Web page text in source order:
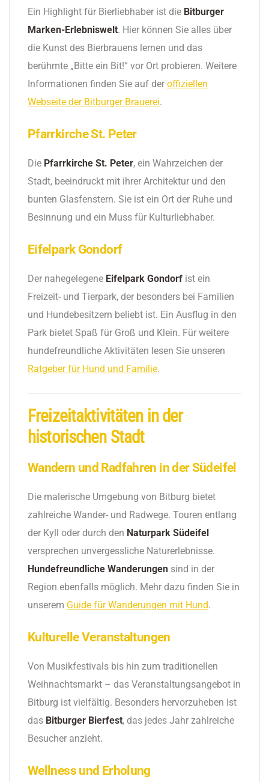
Ein Highlight für Bierliebhaber ist die Bitburger
Marken-Erlebniswelt. Hier können Sie alles über
die Kunst des Bierbrauens lernen und das
berühmte „Bitte ein Bit!“ vor Ort probieren. Weitere
Informationen finden Sie auf der offiziellen
Webseite der Bitburger Brauerei.
Pfarrkirche St. Peter
Die Pfarrkirche St. Peter, ein Wahrzeichen der
Stadt, beeindruckt mit ihrer Architektur und den
bunten Glasfenstern. Sie ist ein Ort der Ruhe und
Besinnung und ein Muss für Kulturliebhaber.
Eifelpark Gondorf
Der nahegelegene Eifelpark Gondorf ist ein
Freizeit- und Tierpark, der besonders bei Familien
und Hundebesitzern beliebt ist. Ein Ausflug in den
Park bietet Spaß für Groß und Klein. Für weitere
hundefreundliche Aktivitäten lesen Sie unseren
Ratgeber für Hund und Familie.
Freizeitaktivitäten in der
historischen Stadt
Wandern und Radfahren in der Südeifel
Die malerische Umgebung von Bitburg bietet
zahlreiche Wander- und Radwege. Touren entlang
der Kyll oder durch den Naturpark Südeifel
versprechen unvergessliche Naturerlebnisse.
Hundefreundliche Wanderungen sind in der
Region ebenfalls möglich. Mehr dazu finden Sie in
unserem Guide für Wanderungen mit Hund.
Kulturelle Veranstaltungen
Von Musikfestivals bis hin zum traditionellen
Weihnachtsmarkt – das Veranstaltungsangebot in
Bitburg ist vielfältig. Besonders hervorzuheben ist
das Bitburger Bierfest, das jedes Jahr zahlreiche
Besucher anzieht.
Wellness und Erholung